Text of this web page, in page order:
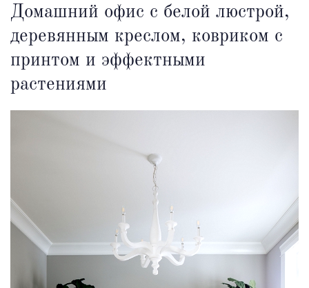
Домашний офис с белой люстрой,
деревянным креслом, ковриком с
принтом и эффектными
растениями